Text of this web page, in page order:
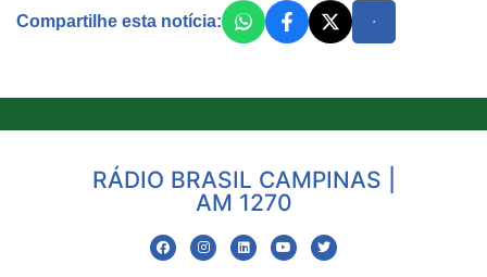
Compartilhe esta notícia:
RÁDIO BRASIL CAMPINAS |
AM 1270